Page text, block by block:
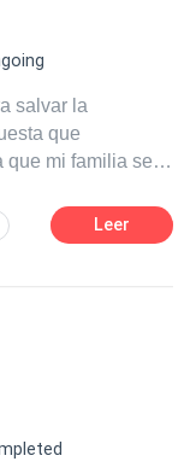
salvar la
que
que mi familia se
lo perdiera todo,
aquel estúpido
por lo que nos
eso, terminé
perdidamente
Leer